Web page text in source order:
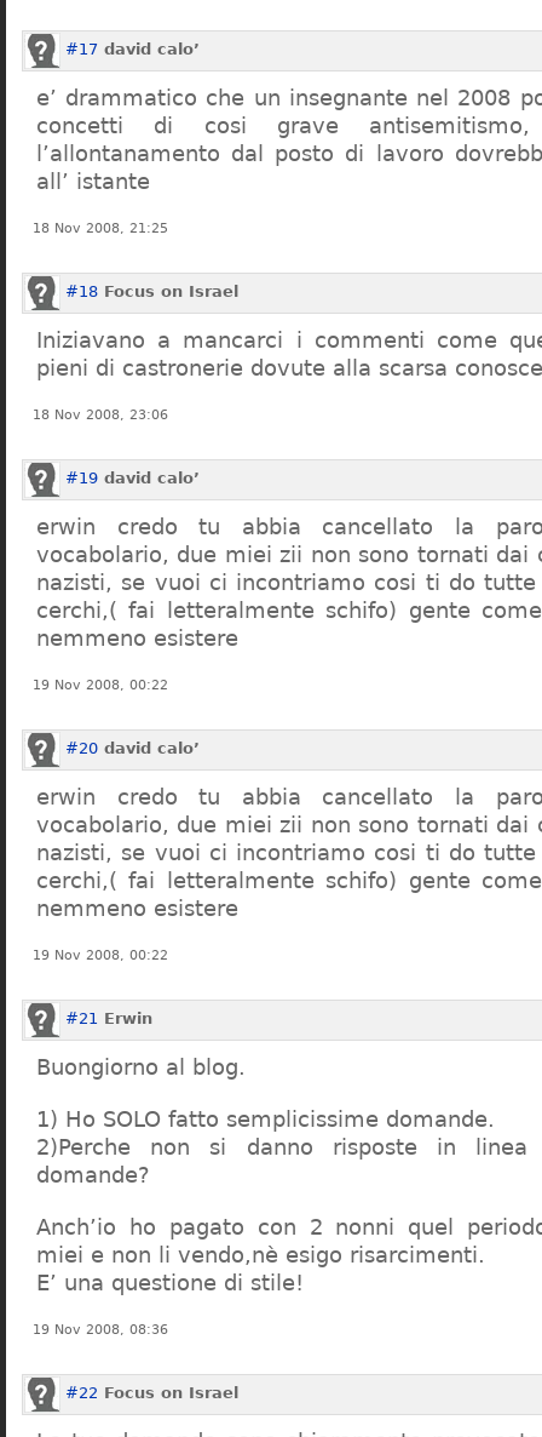
#17 david calo’
e’ drammatico che un insegnante nel 2008
concetti di cosi grave
l’allontanamento dal posto di lavoro
all’ istante
18 Nov 2008, 21:25
#18 Focus on Israel
Iniziavano a mancarci i commenti come
pieni di castronerie dovute alla scarsa
18 Nov 2008, 23:06
#19 david calo’
erwin credo tu abbia cancellato la
vocabolario, due miei zii non sono tornati dai
nazisti, se vuoi ci incontriamo cosi ti do tutte
cerchi,( fai letteralmente schifo) gente
nemmeno esistere
19 Nov 2008, 00:22
#20 david calo’
erwin credo tu abbia cancellato la
vocabolario, due miei zii non sono tornati dai
nazisti, se vuoi ci incontriamo cosi ti do tutte
cerchi,( fai letteralmente schifo) gente
nemmeno esistere
19 Nov 2008, 00:22
#21 Erwin
Buongiorno al blog.
1) Ho SOLO fatto semplicissime domande.
2)Perche non si danno risposte in
domande?
Anch’io ho pagato con 2 nonni quel
miei e non li vendo,nè esigo risarcimenti.
E’ una questione di stile!
19 Nov 2008, 08:36
#22 Focus on Israel